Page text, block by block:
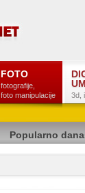
FOTO
fotografije,
foto manipulacije
3d,
Popularno